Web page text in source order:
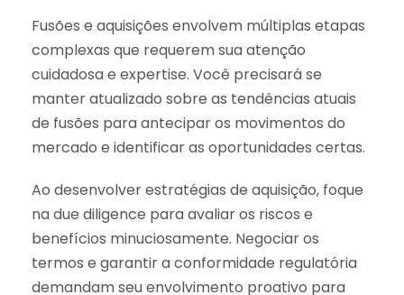
Fusões e aquisições envolvem múltiplas etapas
complexas que requerem sua atenção
cuidadosa e expertise. Você precisará se
manter atualizado sobre as tendências atuais
de fusões para antecipar os movimentos do
mercado e identificar as oportunidades certas.
Ao desenvolver estratégias de aquisição, foque
na due diligence para avaliar os riscos e
benefícios minuciosamente. Negociar os
termos e garantir a conformidade regulatória
demandam seu envolvimento proativo para